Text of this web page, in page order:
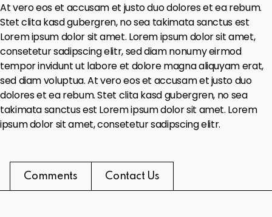
At vero eos et accusam et justo duo dolores et ea rebum.
Stet clita kasd gubergren, no sea takimata sanctus est
Lorem ipsum dolor sit amet. Lorem ipsum dolor sit amet,
consetetur sadipscing elitr, sed diam nonumy eirmod
tempor invidunt ut labore et dolore magna aliquyam erat,
sed diam voluptua. At vero eos et accusam et justo duo
dolores et ea rebum. Stet clita kasd gubergren, no sea
takimata sanctus est Lorem ipsum dolor sit amet. Lorem
ipsum dolor sit amet, consetetur sadipscing elitr.
Comments Contact Us